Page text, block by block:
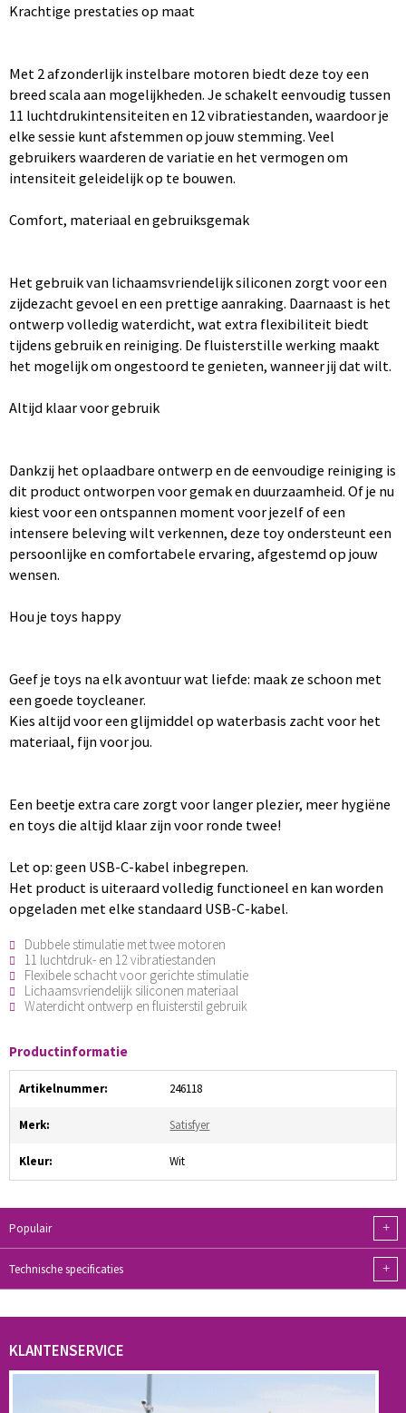
Krachtige prestaties op maat
Met 2 afzonderlijk instelbare motoren biedt deze toy een
breed scala aan mogelijkheden. Je schakelt eenvoudig tussen
11 luchtdrukintensiteiten en 12 vibratiestanden, waardoor je
elke sessie kunt afstemmen op jouw stemming. Veel
gebruikers waarderen de variatie en het vermogen om
intensiteit geleidelijk op te bouwen.
Comfort, materiaal en gebruiksgemak
Het gebruik van lichaamsvriendelijk siliconen zorgt voor een
zijdezacht gevoel en een prettige aanraking. Daarnaast is het
ontwerp volledig waterdicht, wat extra flexibiliteit biedt
tijdens gebruik en reiniging. De fluisterstille werking maakt
het mogelijk om ongestoord te genieten, wanneer jij dat wilt.
Altijd klaar voor gebruik
Dankzij het oplaadbare ontwerp en de eenvoudige reiniging is
dit product ontworpen voor gemak en duurzaamheid. Of je nu
kiest voor een ontspannen moment voor jezelf of een
intensere beleving wilt verkennen, deze toy ondersteunt een
persoonlijke en comfortabele ervaring, afgestemd op jouw
wensen.
Hou je toys happy
Geef je toys na elk avontuur wat liefde: maak ze schoon met
een goede toycleaner.
Kies altijd voor een glijmiddel op waterbasis zacht voor het
materiaal, fijn voor jou.
Een beetje extra care zorgt voor langer plezier, meer hygiëne
en toys die altijd klaar zijn voor ronde twee!
Let op: geen USB-C-kabel inbegrepen.
Het product is uiteraard volledig functioneel en kan worden
opgeladen met elke standaard USB-C-kabel.
Dubbele stimulatie met twee motoren
11 luchtdruk- en 12 vibratiestanden
Flexibele schacht voor gerichte stimulatie
Lichaamsvriendelijk siliconen materiaal
Waterdicht ontwerp en fluisterstil gebruik
Productinformatie
Artikelnummer: 246118
Merk: Satisfyer
Kleur: Wit
Populair +
Technische specificaties +
KLANTENSERVICE